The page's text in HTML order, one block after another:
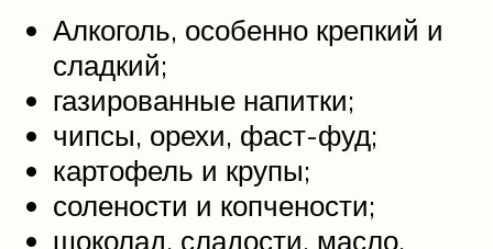
Алкоголь, особенно крепкий и
сладкий;
газированные напитки;
чипсы, орехи, фаст-фуд;
картофель и крупы;
солености и копчености;
шоколад, сладости, масло,